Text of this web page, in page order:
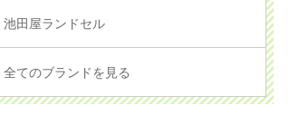
池田屋ランドセル
全てのブランドを見る